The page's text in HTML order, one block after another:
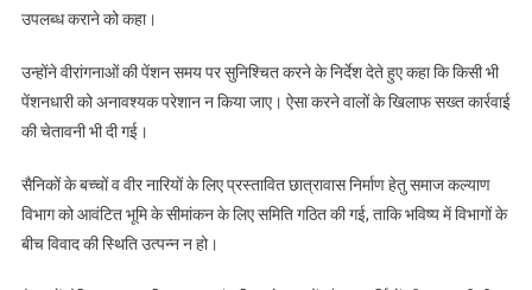
उपलब्ध कराने को कहा।
उन्होंने वीरांगनाओं की पेंशन समय पर सुनिश्चित करने के निर्देश देते हुए कहा कि किसी भी
पेंशनधारी को अनावश्यक परेशान न किया जाए। ऐसा करने वालों के खिलाफ सख्त कार्रवाई
की चेतावनी भी दी गई।
सैनिकों के बच्चों व वीर नारियों के लिए प्रस्तावित छात्रावास निर्माण हेतु समाज कल्याण
विभाग को आवंटित भूमि के सीमांकन के लिए समिति गठित की गई, ताकि भविष्य में विभागों के
बीच विवाद की स्थिति उत्पन्न न हो।